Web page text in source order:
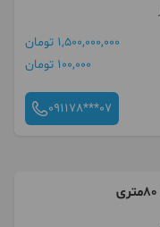
1,500,000,000 تومان
100,000 تومان
091178***07